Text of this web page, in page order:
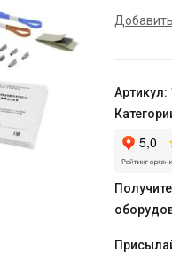
SlimHeat
-
330/0,5
Артикул: